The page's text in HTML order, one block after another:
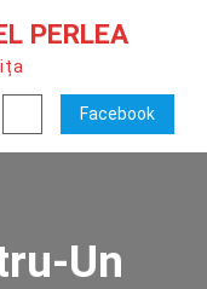
PERLEA
Facebook
Un